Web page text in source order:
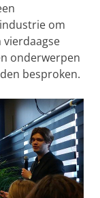
om
onderwerpen
besproken.